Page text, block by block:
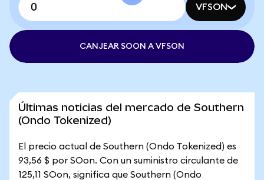
VFSON
CANJEAR SOON A VFSON
Últimas noticias del mercado de Southern
(Ondo Tokenized)
El precio actual de Southern (Ondo Tokenized) es
93,56 $ por SOon. Con un suministro circulante de
125,11 SOon, significa que Southern (Ondo